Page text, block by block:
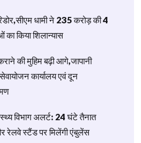
धामी ने 235 करोड़ की 4
किया शिलान्यास
की मुहिम बढ़ी आगे,जापानी
कार्यालय एवं दून
विभाग अलर्ट: 24 घंटे तैनात
रेलवे स्टैंड पर मिलेंगी एंबुलेंस